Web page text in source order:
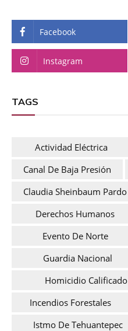
Facebook
Instagram
TAGS
Actividad Eléctrica
Canal De Baja Presión
Claudia Sheinbaum Pardo
Derechos Humanos
Evento De Norte
Guardia Nacional
Homicidio Calificado
Incendios Forestales
Istmo De Tehuantepec